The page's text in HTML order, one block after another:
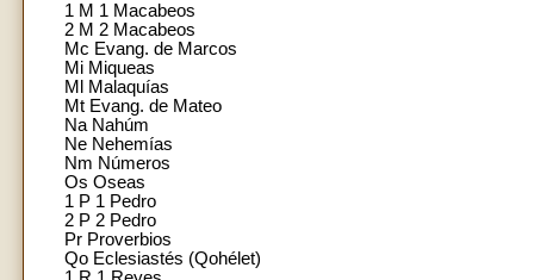
1 M 1 Macabeos
2 M 2 Macabeos
Mc Evang. de Marcos
Mi Miqueas
Ml Malaquías
Mt Evang. de Mateo
Na Nahúm
Ne Nehemías
Nm Números
Os Oseas
1 P 1 Pedro
2 P 2 Pedro
Pr Proverbios
Qo Eclesiastés (Qohélet)